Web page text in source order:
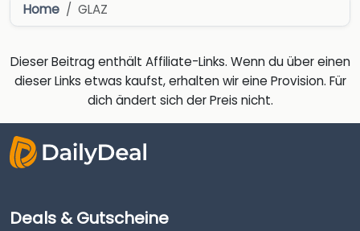
Home GLAZ
Dieser Beitrag enthält Affiliate-Links. Wenn du über einen
dieser Links etwas kaufst, erhalten wir eine Provision. Für
dich ändert sich der Preis nicht.
Deals & Gutscheine